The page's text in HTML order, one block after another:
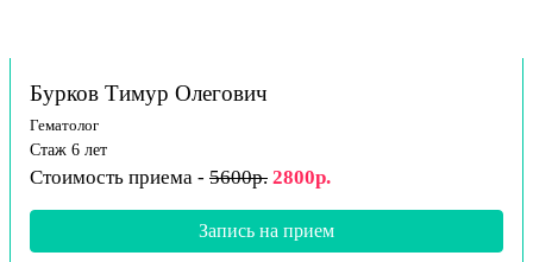
Бурков Тимур Олегович
Гематолог
Стаж 6 лет
Стоимость приема - 5600р. 2800р.
Запись на прием